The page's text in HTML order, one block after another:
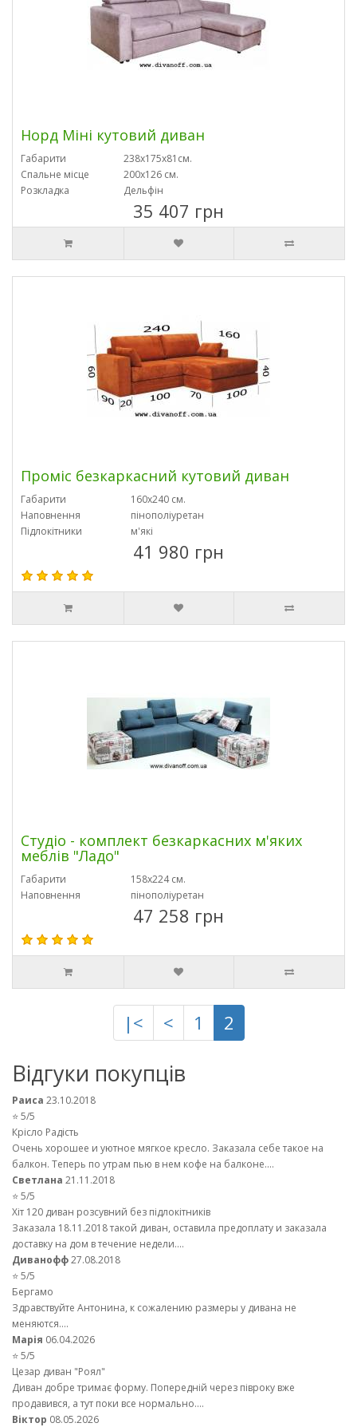
Норд Міні кутовий диван
Габарити
238x175x81см.
Спальне місце
200х126 см.
Розкладка
Дельфін
35 407 грн
Проміс безкаркасний кутовий диван
Габарити
160х240 см.
Наповнення
пінополіуретан
Підлокітники
м'які
41 980 грн
Студіо - комплект безкаркасних м'яких
меблів "Ладо"
Габарити
158х224 см.
Наповнення
пінополіуретан
47 258 грн
|< < 1 2
Відгуки покупців
Раиса 23.10.2018
⭐ 5/5
Крісло Радість
Очень хорошее и уютное мягкое кресло. Заказала себе такое на
балкон. Теперь по утрам пью в нем кофе на балконе....
Светлана 21.11.2018
⭐ 5/5
Хіт 120 диван розсувний без підлокітників
Заказала 18.11.2018 такой диван, оставила предоплату и заказала
доставку на дом в течение недели....
Диванофф27.08.2018
⭐ 5/5
Бергамо
Здравствуйте Антонина, к сожалению размеры у дивана не
меняются....
Марія 06.04.2026
⭐ 5/5
Цезар диван "Роял"
Диван добре тримає форму. Попередній через півроку вже
продавився, а тут поки все нормально....
Віктор 08.05.2026